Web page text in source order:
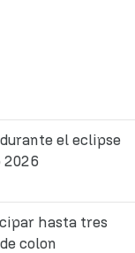
el eclipse
2026
hasta tres
colon